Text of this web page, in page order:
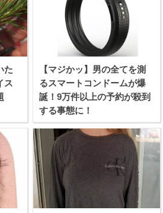
た
ス
【マジかッ】男の全てを測
るスマートコンドームが爆
誕！9万件以上の予約が殺到
する事態に！